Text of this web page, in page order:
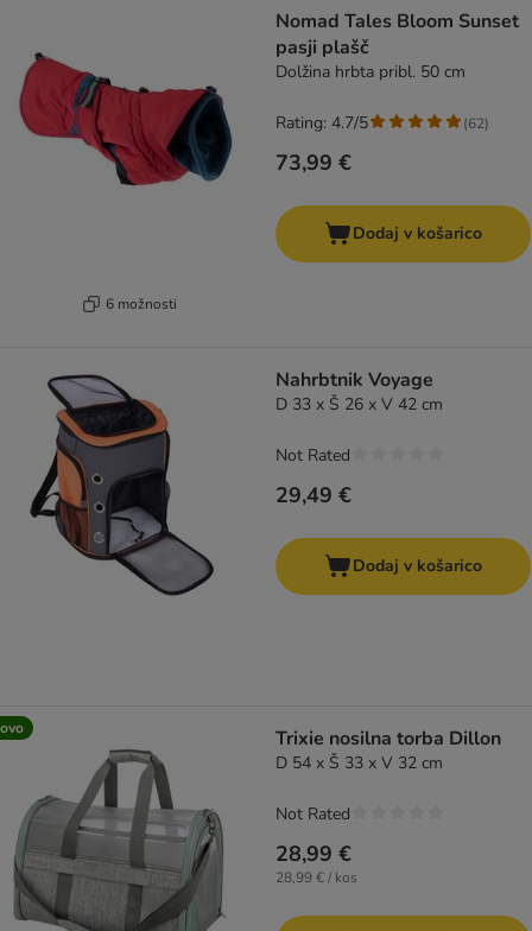
6 možnosti
Nomad Tales Bloom Sunset
pasji plašč
Dolžina hrbta pribl. 50 cm
73,99 €
Rating: 4.7/5 (62)
Dodaj v košarico
Nahrbtnik Voyage
D 33 x Š 26 x V 42 cm
29,49 €
Not Rated
Dodaj v košarico
Trixie nosilna torba Dillon
D 54 x Š 33 x V 32 cm
28,99 €
28,99 € / kos
Not Rated